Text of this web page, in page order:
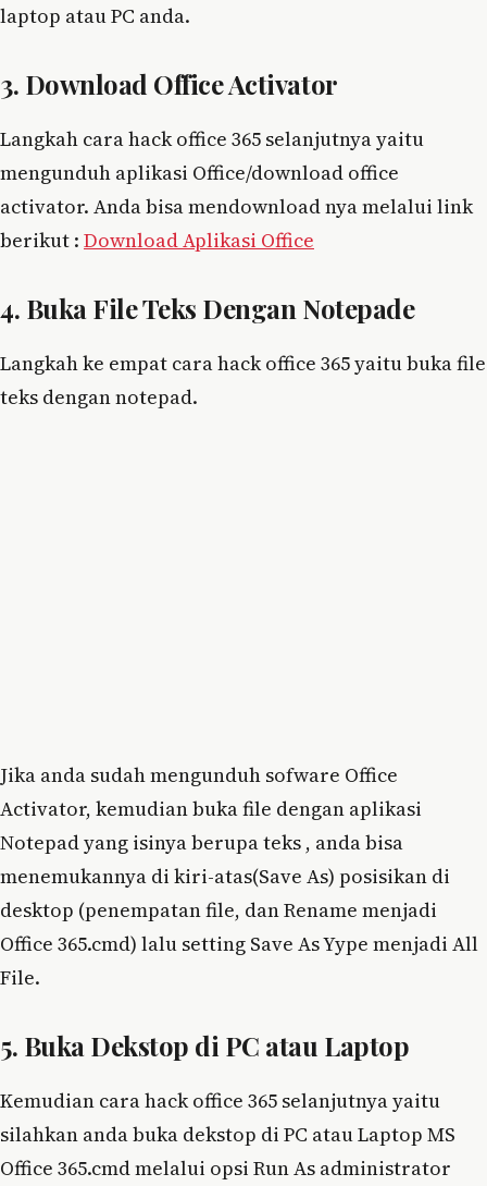
laptop atau PC anda.
3. Download Office Activator
Langkah cara hack office 365 selanjutnya yaitu
mengunduh aplikasi Office/download office
activator. Anda bisa mendownload nya melalui link
berikut : Download Aplikasi Office
4. Buka File Teks Dengan Notepade
Langkah ke empat cara hack office 365 yaitu buka file
teks dengan notepad.
Jika anda sudah mengunduh sofware Office
Activator, kemudian buka file dengan aplikasi
Notepad yang isinya berupa teks , anda bisa
menemukannya di kiri-atas(Save As) posisikan di
desktop (penempatan file, dan Rename menjadi
Office 365.cmd) lalu setting Save As Yype menjadi All
File.
5. Buka Dekstop di PC atau Laptop
Kemudian cara hack office 365 selanjutnya yaitu
silahkan anda buka dekstop di PC atau Laptop MS
Office 365.cmd melalui opsi Run As administrator